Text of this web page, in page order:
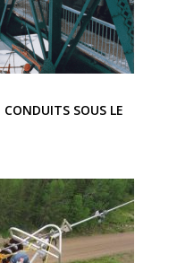
SOUS LE